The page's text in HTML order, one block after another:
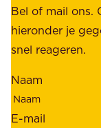
b
e
t
o
u
w
e
h
o
Bel of mail ons.
hieronder je
snel reageren.
Naam
E-mail